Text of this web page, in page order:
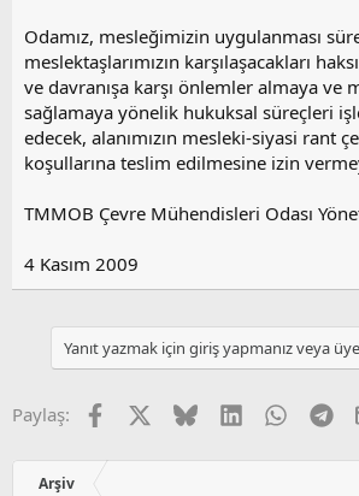
Odamız, mesleğimizin uygulanması
meslektaşlarımızın karşılaşacakları
ve davranışa karşı önlemler almaya ve
sağlamaya yönelik hukuksal süreçleri
edecek, alanımızın mesleki-siyasi rant
koşullarına teslim edilmesine izin
TMMOB Çevre Mühendisleri Odası
4 Kasım 2009
Yanıt yazmak için giriş yapmanız veya
Paylaş: Facebook BlueskyLinkedIn
Arşiv